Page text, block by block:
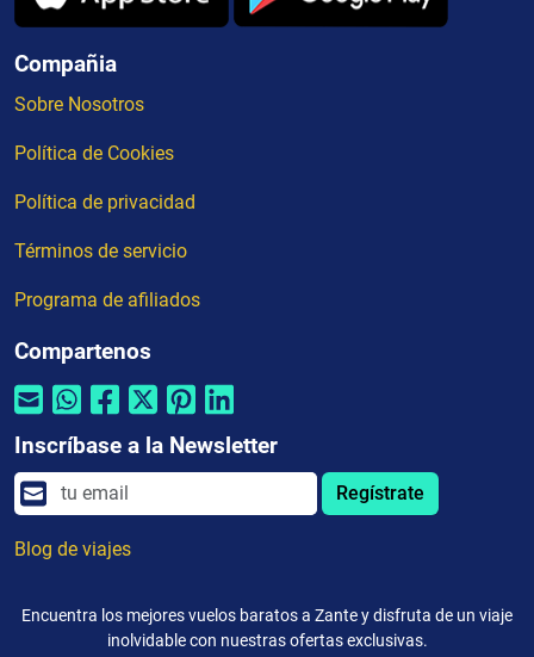
Compañia
Sobre Nosotros
Política de Cookies
Política de privacidad
Términos de servicio
Programa de afiliados
Compartenos
Inscríbase a la Newsletter
Regístrate
Blog de viajes
Encuentra los mejores vuelos baratos a Zante y disfruta de un viaje
inolvidable con nuestras ofertas exclusivas.